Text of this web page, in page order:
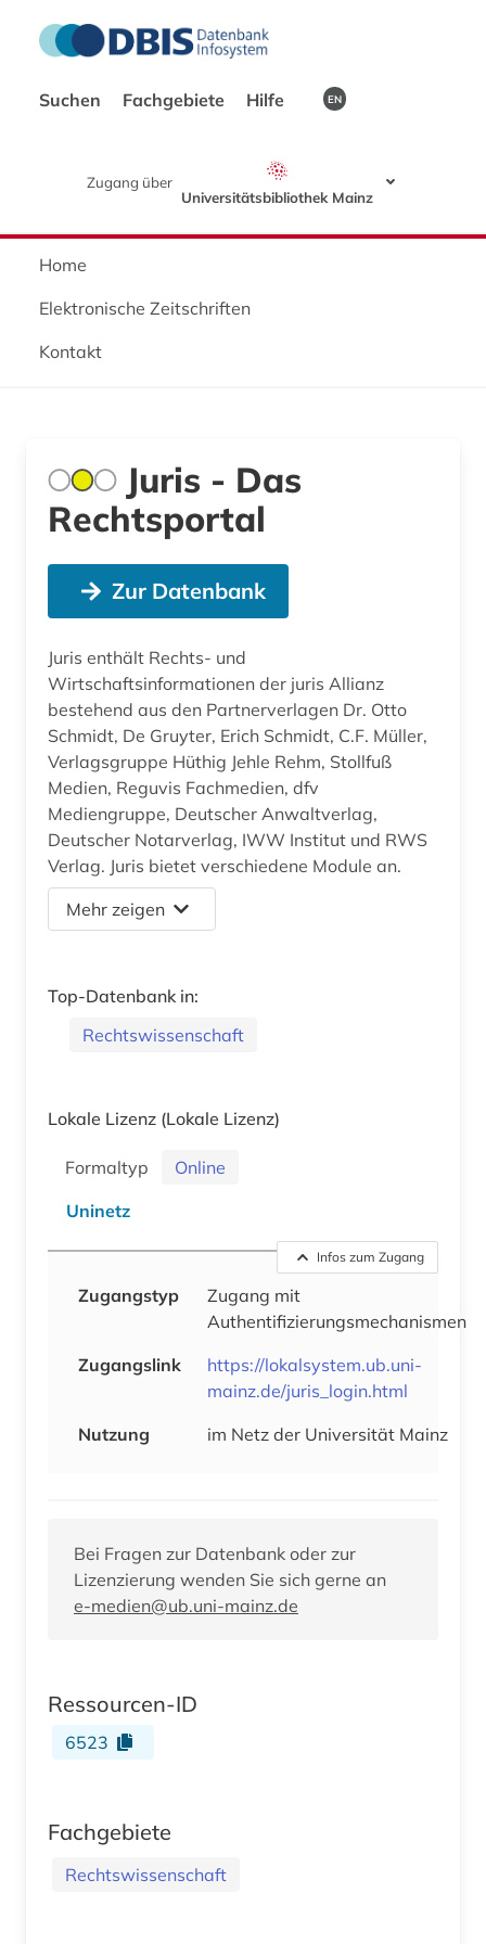
Suchen Fachgebiete Hilfe EN
Zugang über
Universitätsbibliothek Mainz
Home
Elektronische Zeitschriften
Kontakt
Juris - Das
Rechtsportal
Zur Datenbank
Juris enthält Rechts- und
Wirtschaftsinformationen der juris Allianz
bestehend aus den Partnerverlagen Dr. Otto
Schmidt, De Gruyter, Erich Schmidt, C.F. Müller,
Verlagsgruppe Hüthig Jehle Rehm, Stollfuß
Medien, Reguvis Fachmedien, dfv
Mediengruppe, Deutscher Anwaltverlag,
Deutscher Notarverlag, IWW Institut und RWS
Verlag. Juris bietet verschiedene Module an.
Mehr zeigen
Top-Datenbank in:
Rechtswissenschaft
Lokale Lizenz (Lokale Lizenz)
Formaltyp
Online
Uninetz
Infos zum Zugang
Zugangstyp
Zugang mit
Authentifizierungsmechanismen
Zugangslink
https://lokalsystem.ub.uni-
mainz.de/juris_login.html
Nutzung
im Netz der Universität Mainz
Bei Fragen zur Datenbank oder zur
Lizenzierung wenden Sie sich gerne an
e-medien@ub.uni-mainz.de
Ressourcen-ID
6523
Fachgebiete
Rechtswissenschaft